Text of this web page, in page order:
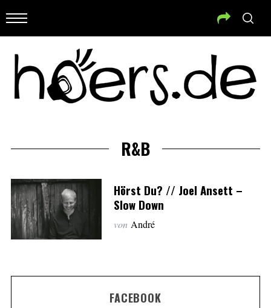
R&B
Hörst Du? // Joel Ansett –
Slow Down
von André
FACEBOOK